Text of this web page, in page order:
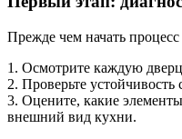
Прежде чем начать
1. Осмотрите каждую
2. Проверьте
3. Оцените, какие
внешний вид кухни.